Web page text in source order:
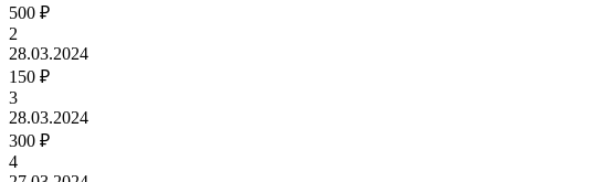
500 ₽
2
28.03.2024
150 ₽
3
28.03.2024
300 ₽
4